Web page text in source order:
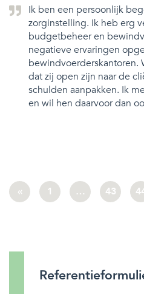
Ik ben een persoonlijk
zorginstelling. Ik heb erg
budgetbeheer en
negatieve ervaringen
bewindvoerderskantoren.
dat zij open zijn naar de
schulden aanpakken. Ik
en wil hen daarvoor dan
« 1 … 43